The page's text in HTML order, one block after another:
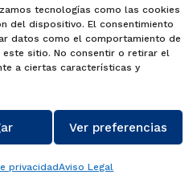
tecnologías como las cookies
del dispositivo. El consentimiento
datos como el comportamiento de
este sitio. No consentir o retirar el
a ciertas características y
Ver preferencias
privacidadAviso Legal
Matricúlate